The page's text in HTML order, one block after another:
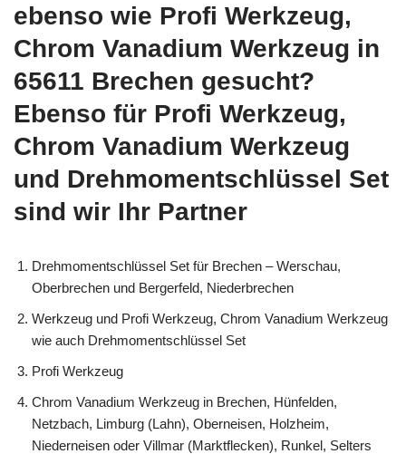
ebenso wie Profi Werkzeug,
Chrom Vanadium Werkzeug in
65611 Brechen gesucht?
Ebenso für Profi Werkzeug,
Chrom Vanadium Werkzeug
und Drehmomentschlüssel Set
sind wir Ihr Partner
Drehmomentschlüssel Set für Brechen – Werschau,
Oberbrechen und Bergerfeld, Niederbrechen
Werkzeug und Profi Werkzeug, Chrom Vanadium Werkzeug
wie auch Drehmomentschlüssel Set
Profi Werkzeug
Chrom Vanadium Werkzeug in Brechen, Hünfelden,
Netzbach, Limburg (Lahn), Oberneisen, Holzheim,
Niederneisen oder Villmar (Marktflecken), Runkel, Selters